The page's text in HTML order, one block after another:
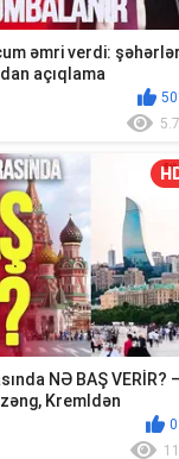
əmri verdi: şəhərlər
açıqlama
NƏ BAŞ VERİR? –
Kremldən